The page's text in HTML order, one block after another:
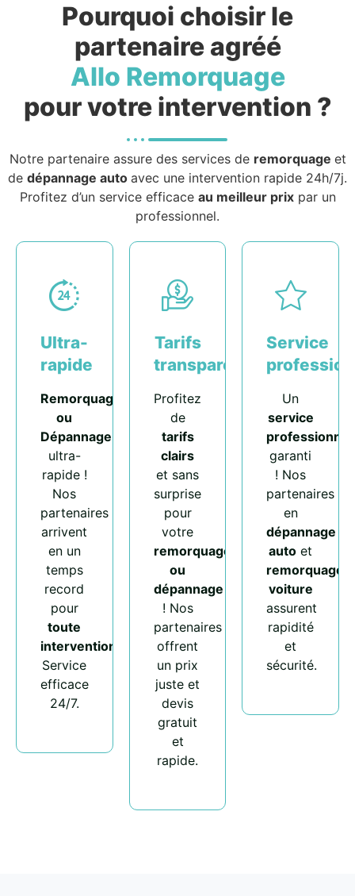
Pourquoi choisir le
partenaire agréé
Allo Remorquage
pour votre intervention ?
Notre partenaire assure des services de remorquage et
de dépannage auto avec une intervention rapide 24h/7j.
Profitez d’un service efficace au meilleur prixpar un
professionnel.
Ultra-
rapide
Remorquage
ou
Dépannage
ultra-
rapide !
Nos
partenaires
arrivent
en un
temps
record
pour
toute
intervention
Service
efficace
24/7.
Tarifs
transparents
Profitez
de
tarifs
clairs
et sans
surprise
pour
votre
remorquage
ou
dépannage
! Nos
partenaires
offrent
un prix
juste et
devis
gratuit
et
rapide.
Service
Un
service
professionnel
garanti
! Nos
partenaires
en
dépannage
auto et
remorquage
voiture
assurent
rapidité
et
sécurité.